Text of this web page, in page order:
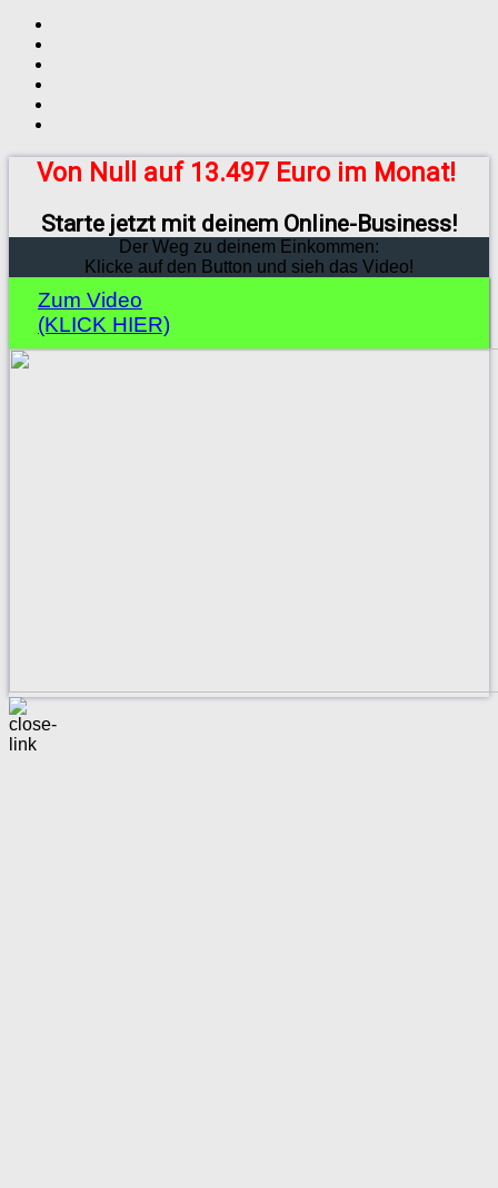
Von Null auf 13.497 Euro im Monat!
Starte jetzt mit deinem Online-Business!
Der Weg zu deinem Einkommen:
Klicke auf den Button und sieh das Video!
Zum Video
(KLICK HIER)